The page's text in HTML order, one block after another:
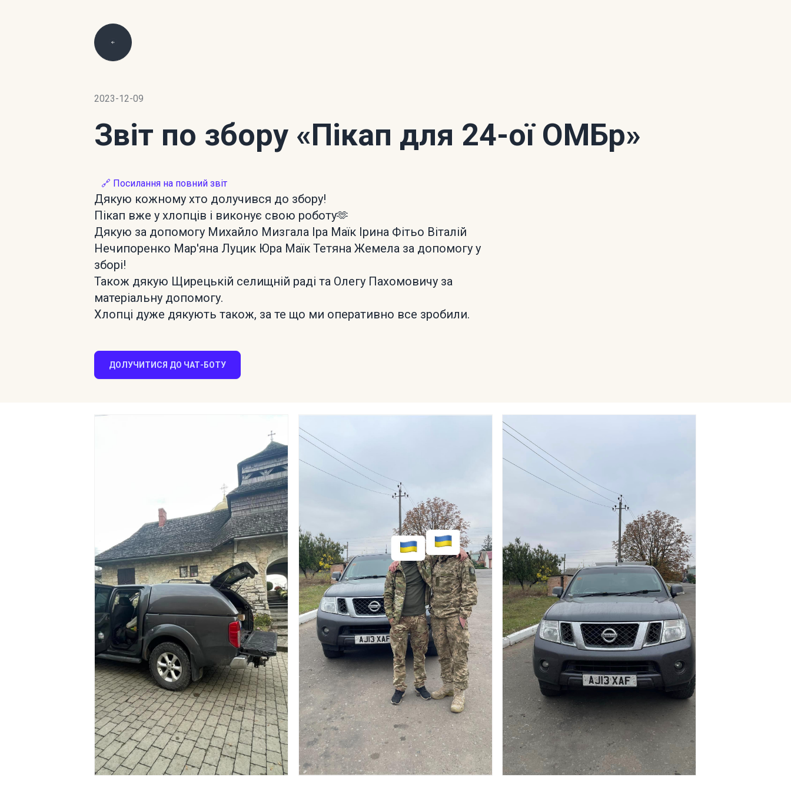
2023-12-09
Звіт по збору «Пікап для 24-ої ОМБр»
🔗 Посилання на повний звіт
Дякую кожному хто долучився до збору!
Пікап вже у хлопців і виконує свою роботу🫶
Дякую за допомогу Михайло Мизгала Іра Маїк Ірина Фітьо Віталій
Нечипоренко Мар'яна Луцик Юра Маїк Тетяна Жемела за допомогу у
зборі!
Також дякую Щирецькій селищній раді та Олегу Пахомовичу за
матеріальну допомогу.
Хлопці дуже дякують також, за те що ми оперативно все зробили.
ДОЛУЧИТИСЯ ДО ЧАТ-БОТУ